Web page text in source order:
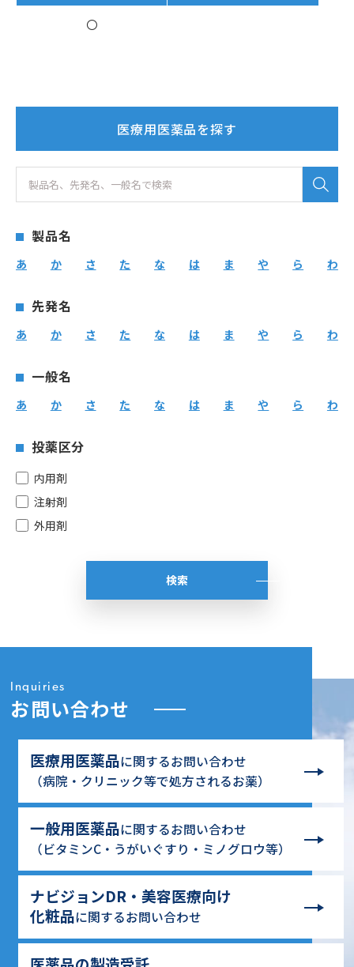
〇
医療用医薬品を探す
製品名
あ か さ た な は ま や ら わ
先発名
あ か さ た な は ま や ら わ
一般名
あ か さ た な は ま や ら わ
投薬区分
内用剤
注射剤
外用剤
Inquiries
お問い合わせ
医療用医薬品に関するお問い合わせ
（病院・クリニック等で処方されるお薬）
一般用医薬品に関するお問い合わせ
（ビタミンC・うがいぐすり・ミノグロウ等）
ナビジョンDR・美容医療向け
化粧品に関するお問い合わせ